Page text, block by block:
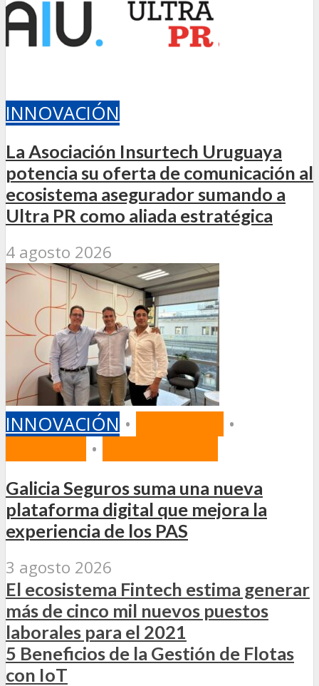
INNOVACIÓN
La Asociación Insurtech Uruguaya
potencia su oferta de comunicación al
ecosistema asegurador sumando a
Ultra PR como aliada estratégica
4 agosto 2026
INNOVACIÓN •
•
•
Galicia Seguros suma una nueva
plataforma digital que mejora la
experiencia de los PAS
3 agosto 2026
El ecosistema Fintech estima generar
más de cinco mil nuevos puestos
laborales para el 2021
5 Beneficios de la Gestión de Flotas
con IoT